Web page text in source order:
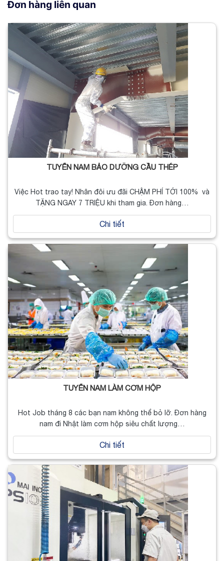
Đơn hàng liên quan
TUYỂN NAM BẢO DƯỠNG CẦU THÉP
Việc Hot trao tay! Nhân đôi ưu đãi CHẬM PHÍ TỚI 100% và
TẶNG NGAY 7 TRIỆU khi tham gia. Đơn hàng…
Chi tiết
TUYỂN NAM LÀM CƠM HỘP
Hot Job tháng 8 các bạn nam không thể bỏ lỡ. Đơn hàng
nam đi Nhật làm cơm hộp siêu chất lượng…
Chi tiết